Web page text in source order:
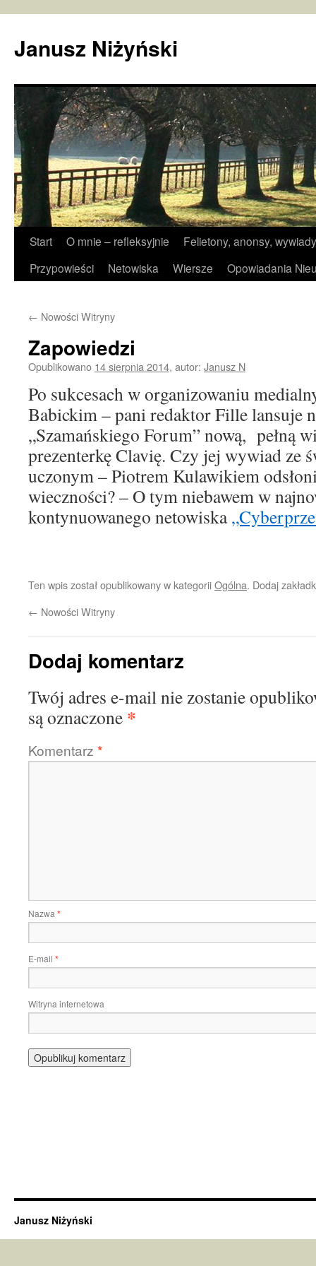
Janusz Niżyński
Przejdź
Start O mnie – refleksyjnie
Felietony, anonsy,
Przypowieści
Netowiska Wiersze Opowiadania
← Nowości Witryny
Zapowiedzi
Opublikowano 14 sierpnia 2014, autor: Janusz N
Po sukcesach w organizowaniu
Babickim – pani redaktor Fille lansuje
„Szamańskiego Forum” nową, pełną
prezenterkę Clavię. Czy jej wywiad ze
uczonym – Piotrem Kulawikiem
wieczności? – O tym niebawem w
kontynuowanego netowiska
Ten wpis został opublikowany w kategoriiOgólna. Dodaj
← Nowości Witryny
Dodaj komentarz
Twój adres e-mail nie zostanie
są oznaczone *
Komentarz *
Nazwa *
E-mail *
Witryna internetowa
Janusz Niżyński